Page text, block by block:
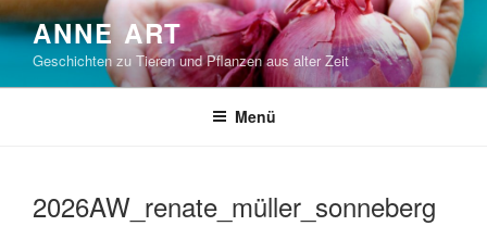
Zum
Inhalt
springen
ANNE ART
Geschichten zu Tieren und Pflanzen aus alter Zeit
Menü
2026AW_renate_müller_sonneberg